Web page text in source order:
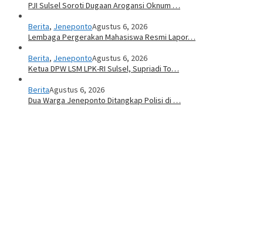
PJI Sulsel Soroti Dugaan Arogansi Oknum …
Berita, JenepontoAgustus 6, 2026
Lembaga Pergerakan Mahasiswa Resmi Lapor…
Berita, JenepontoAgustus 6, 2026
Ketua DPW LSM LPK-RI Sulsel, Supriadi To…
BeritaAgustus 6, 2026
Dua Warga Jeneponto Ditangkap Polisi di …